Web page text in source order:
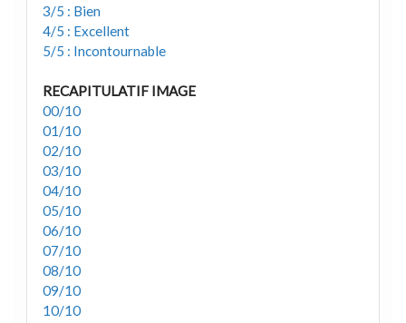
3/5 : Bien
4/5 : Excellent
5/5 : Incontournable
RECAPITULATIF IMAGE
00/10
01/10
02/10
03/10
04/10
05/10
06/10
07/10
08/10
09/10
10/10